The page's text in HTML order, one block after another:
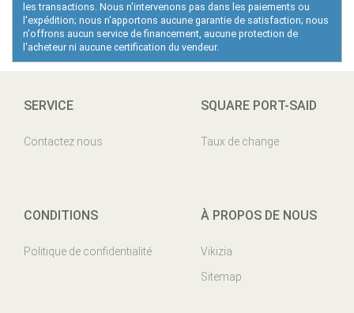
les transactions. Nous n'intervenons pas dans les paiements ou
l'expédition; nous n'apportons aucune garantie de satisfaction; nous
n'offrons aucun service de financement, aucune protection de
l'acheteur ni aucune certification du vendeur.
SERVICE
Contactez nous
SQUARE PORT-SAID
Taux de change
CONDITIONS
Politique de confidentialité
À PROPOS DE NOUS
Vikizia
Sitemap